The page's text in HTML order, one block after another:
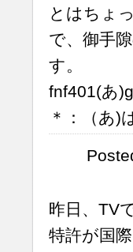
とはちょ
で、御手
す。
fnf401(あ
＊：（あ)
昨日、TV
特許が国